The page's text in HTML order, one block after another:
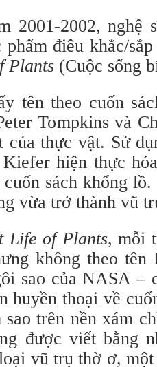
2001-2002, nghệ
điêu khắc/
Plants (Cuộc sống
tên theo cuốn
Tompkins và
của thực vật. Sử
hiện thực
sách khổng
vừa trở thành vũ
Life of Plants, mỗi
không theo
sao của NASA –
huyền thoại về
sao trên nền xám
được viết bằng
vũ trụ thờ ơ,